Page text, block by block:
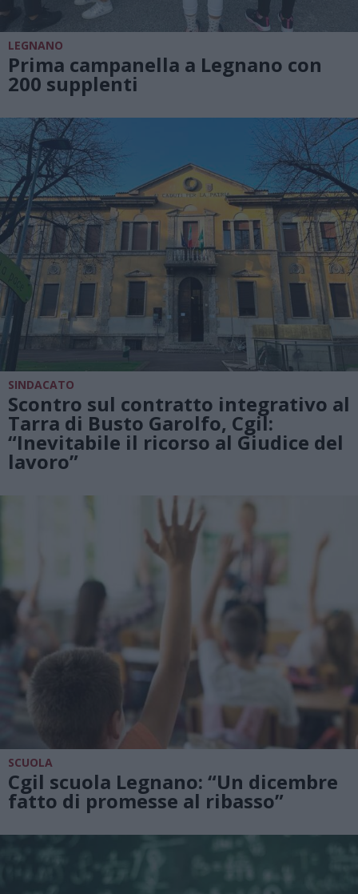
LEGNANO
Prima campanella a Legnano con
200 supplenti
SINDACATO
Scontro sul contratto integrativo al
Tarra di Busto Garolfo, Cgil:
“Inevitabile il ricorso al Giudice del
lavoro”
SCUOLA
Cgil scuola Legnano: “Un dicembre
fatto di promesse al ribasso”